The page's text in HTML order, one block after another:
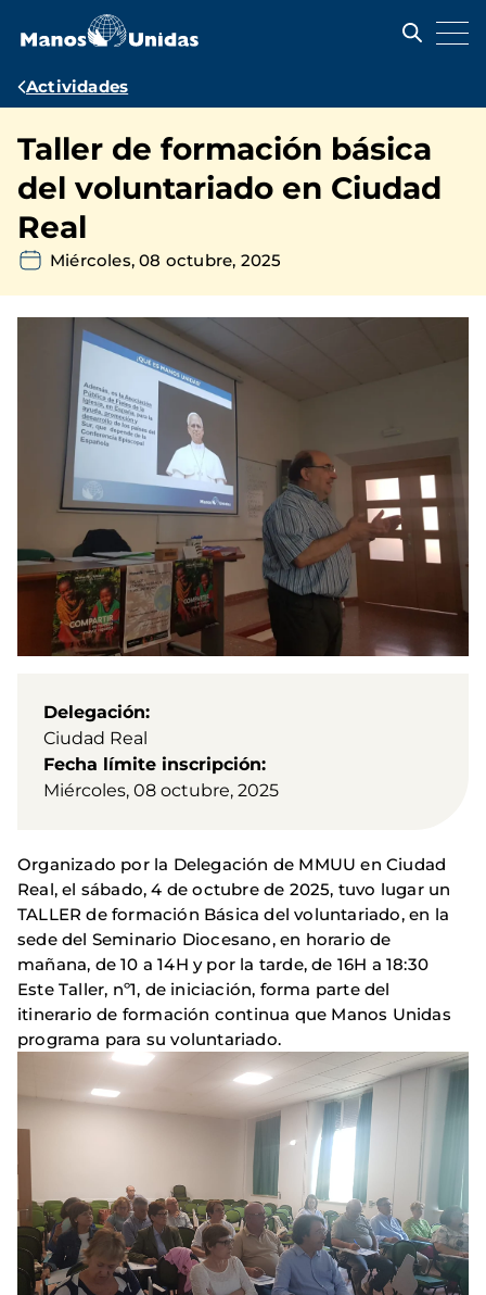
contenido
Ruta
navegación
Actividades
Taller de formación básica
del voluntariado en Ciudad
Real
Miércoles, 08 octubre, 2025
Delegación
Ciudad Real
Fecha límite inscripción
Miércoles, 08 octubre, 2025
Organizado por la Delegación de MMUU en Ciudad
Real, el sábado, 4 de octubre de 2025, tuvo lugar un
TALLER de formación Básica del voluntariado, en la
sede del Seminario Diocesano, en horario de
mañana, de 10 a 14H y por la tarde, de 16H a 18:30
Este Taller, nº1, de iniciación, forma parte del
itinerario de formación continua que Manos Unidas
programa para su voluntariado.